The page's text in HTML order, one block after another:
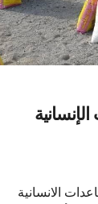
الانسانية